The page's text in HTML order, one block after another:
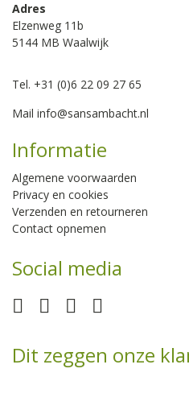
Adres
Elzenweg 11b
5144 MB Waalwijk
Tel. +31 (0)6 22 09 27 65
Mail info@sansambacht.nl
Informatie
Algemene voorwaarden
Privacy en cookies
Verzenden en retourneren
Contact opnemen
Social media
Dit zeggen onze